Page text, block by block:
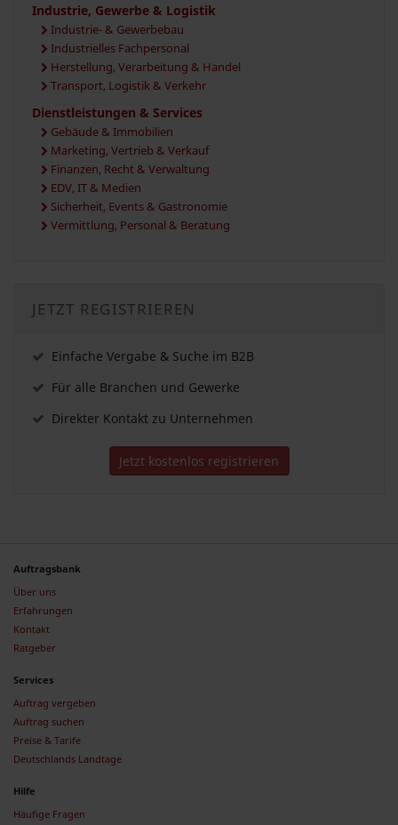
Industrie, Gewerbe & Logistik
Industrie- & Gewerbebau
Industrielles Fachpersonal
Herstellung, Verarbeitung & Handel
Transport, Logistik & Verkehr
Dienstleistungen & Services
Gebäude & Immobilien
Marketing, Vertrieb & Verkauf
Finanzen, Recht & Verwaltung
EDV, IT & Medien
Sicherheit, Events & Gastronomie
Vermittlung, Personal & Beratung
JETZT REGISTRIEREN
Einfache Vergabe & Suche im B2B
Für alle Branchen und Gewerke
Direkter Kontakt zu Unternehmen
Jetzt kostenlos registrieren
Auftragsbank
Über uns
Erfahrungen
Kontakt
Ratgeber
Services
Auftrag vergeben
Auftrag suchen
Preise & Tarife
Deutschlands Landtage
Hilfe
Häufige Fragen